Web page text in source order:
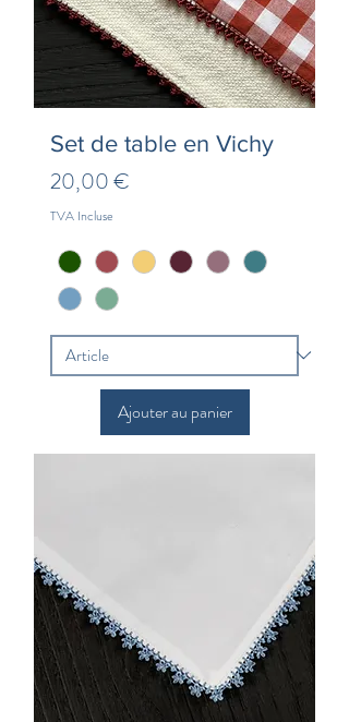
Set de table en Vichy
Prix
20,00 €
TVA Incluse
Ajouter au panier